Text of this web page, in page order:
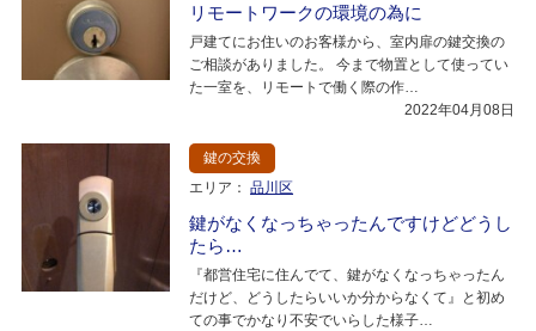
リモートワークの環境の為に
戸建てにお住いのお客様から、室内扉の鍵交換の
ご相談がありました。 今まで物置として使ってい
た一室を、リモートで働く際の作…
2022年04月08日
鍵の交換
エリア： 品川区
鍵がなくなっちゃったんですけどどうし
たら…
『都営住宅に住んでて、鍵がなくなっちゃったん
だけど、どうしたらいいか分からなくて』と初め
ての事でかなり不安でいらした様子…